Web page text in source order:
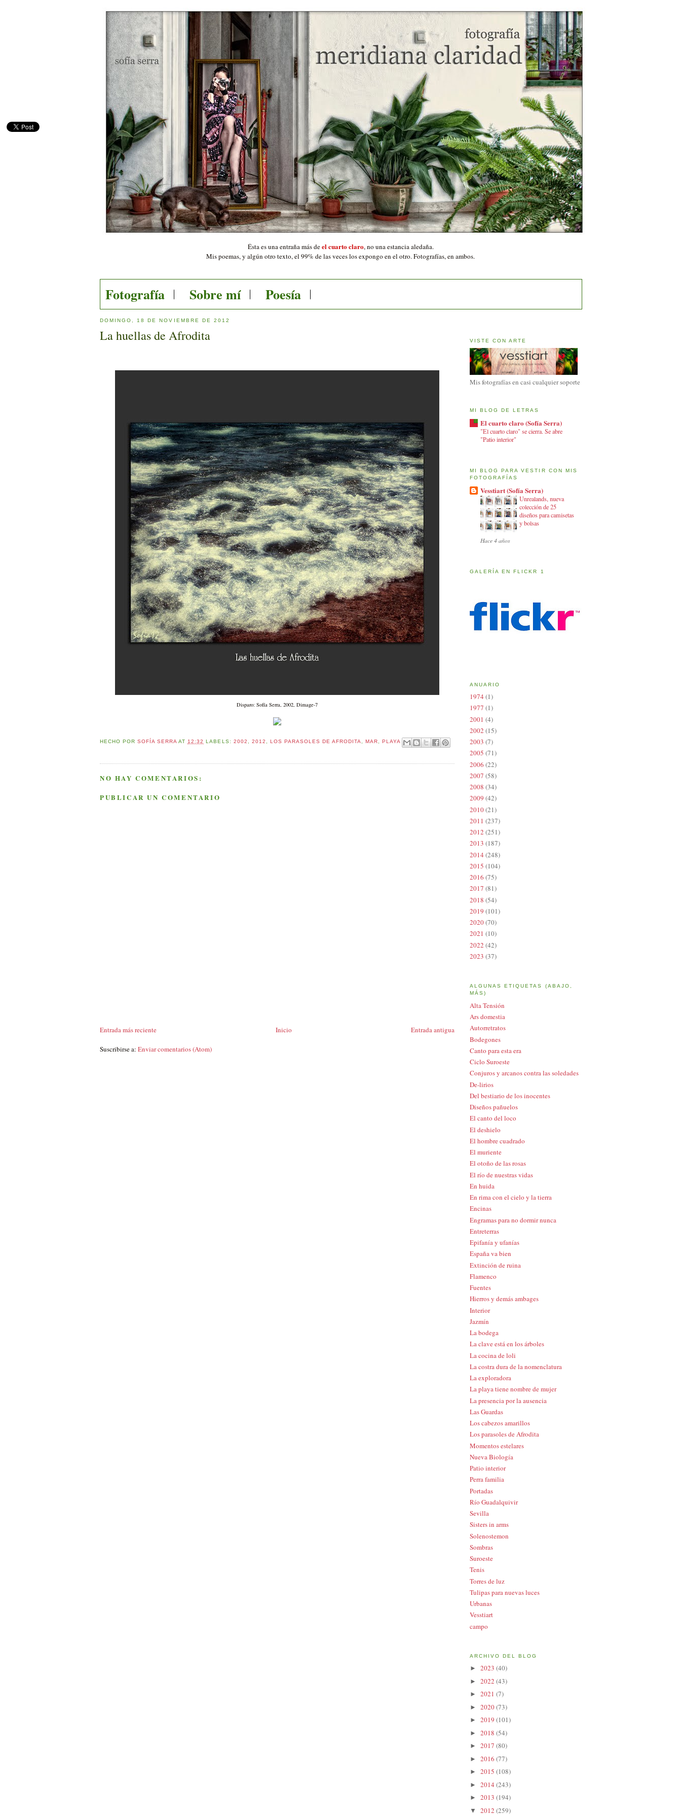
Ésta es una entraña más deel cuarto claro,no una estancia aledaña.
Mis poemas, y algún otro texto, el 99% de las veces los expongo en el otro. Fotografías, en ambos.
Fotografía Sobre mí Poesía
DOMINGO, 18 DE NOVIEMBRE DE 2012
La huellas de Afrodita
Disparo: Sofía Serra, 2002, Dimage-7
HECHO PORSOFÍA SERRAAT12:32 LABELS: 2002 , 2012 , LOS PARASOLES DE AFRODITA, MAR, PLAYA
NO HAY COMENTARIOS:
PUBLICAR UN COMENTARIO
Entrada más reciente Entrada antigua
Inicio
Suscribirse a: Enviar comentarios (Atom)
VISTE CON ARTE
Mis fotografías en casi cualquier soporte
MI BLOG DE LETRAS
El cuarto claro (Sofía Serra)
"El cuarto claro" se cierra. Se abre
"Patio interior"
MI BLOG PARA VESTIR CON MIS
FOTOGRAFÍAS
Vesstiart (Sofía Serra)
Unrealands, nueva
colección de 25
diseños para camisetas
y bolsas
Hace 4 años
GALERÍA EN FLICKR 1
ANUARIO
1974 (1)
1977 (1)
2001 (4)
2002 (15)
2003 (7)
2005 (71)
2006 (22)
2007 (58)
2008 (34)
2009 (42)
2010(21)
2011 (237)
2012 (251)
2013 (187)
2014 (248)
2015 (104)
2016 (75)
2017 (81)
2018 (54)
2019 (101)
2020(70)
2021 (10)
2022 (42)
2023 (37)
ALGUNAS ETIQUETAS (ABAJO,
MÁS)
Alta Tensión
Ars domestia
Autorretratos
Bodegones
Canto para esta era
Ciclo Suroeste
Conjuros y arcanos contra las soledades
De-lirios
Del bestiario de los inocentes
Diseños pañuelos
El canto del loco
El deshielo
El hombre cuadrado
El muriente
El otoño de las rosas
El río de nuestras vidas
En huida
En rima con el cielo y la tierra
Encinas
Engramas para no dormir nunca
Entreterras
Epifanía y ufanías
España va bien
Extinción de ruina
Flamenco
Fuentes
Hierros y demás ambages
Interior
Jazmín
La bodega
La clave está en los árboles
La cocina de loli
La costra dura de la nomenclatura
La exploradora
La playa tiene nombre de mujer
La presencia por la ausencia
Las Guardas
Los cabezos amarillos
Los parasoles de Afrodita
Momentos estelares
Nueva Biología
Patio interior
Perra familia
Portadas
Río Guadalquivir
Sevilla
Sisters in arms
Solenostemon
Sombras
Suroeste
Tenis
Torres de luz
Tulipas para nuevas luces
Urbanas
Vesstiart
campo
ARCHIVO DEL BLOG
► 2023 (40)
► 2022 (43)
► 2021 (7)
► 2020(73)
► 2019 (101)
► 2018 (54)
► 2017 (80)
► 2016 (77)
► 2015 (108)
► 2014 (243)
► 2013 (194)
▼ 2012 (259)